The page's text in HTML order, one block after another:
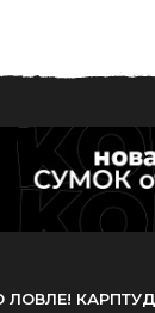
0